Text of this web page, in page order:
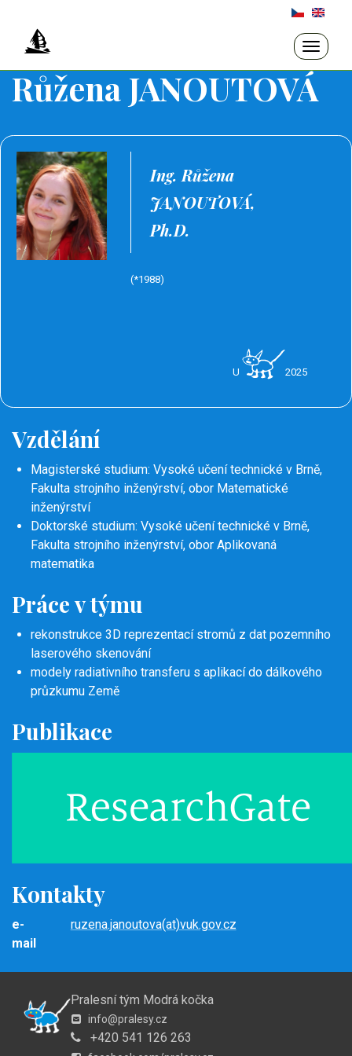
hlavnímu
Toggle
Růžena JANOUTOVÁ
Ing. Růžena
JANOUTOVÁ,
Ph.D.
(*1988)
U 2025
Vzdělání
Magisterské studium: Vysoké učení technické v Brně,
Fakulta strojního inženýrství, obor Matematické
inženýrství
Doktorské studium: Vysoké učení technické v Brně,
Fakulta strojního inženýrství, obor Aplikovaná
matematika
Práce v týmu
rekonstrukce 3D reprezentací stromů z dat pozemního
laserového skenování
modely radiativního transferu s aplikací do dálkového
průzkumu Země
Publikace
Kontakty
e-
mail
ruzena.janoutova(at)vuk.gov.cz
Pralesní tým Modrá kočka
info@pralesy.cz
+420 541 126 263